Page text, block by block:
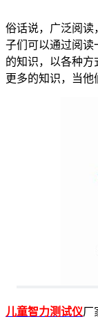
俗话说，广泛阅读
子们可以通过阅读
的知识，以各种方
更多的知识，当他
儿童智力测试仪厂